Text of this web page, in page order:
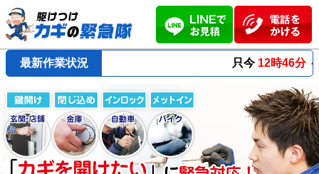
最新作業状況 最短23分で到